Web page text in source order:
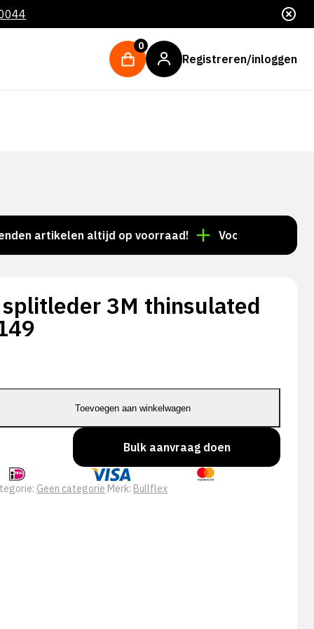
0
Registreren/inloggen
altijd op voorraad! Voor 15:00 besteld =
3M thinsulated
Toevoegen aan winkelwagen
Bulk aanvraag doen
Geen categorie Merk: Bullflex